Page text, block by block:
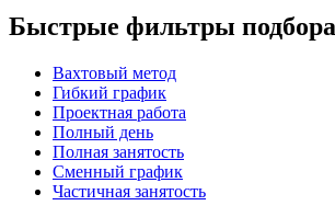
Быстрые фильтры
Вахтовый метод
Гибкий график
Проектная работа
Полный день
Полная занятость
Сменный график
Частичная занятость